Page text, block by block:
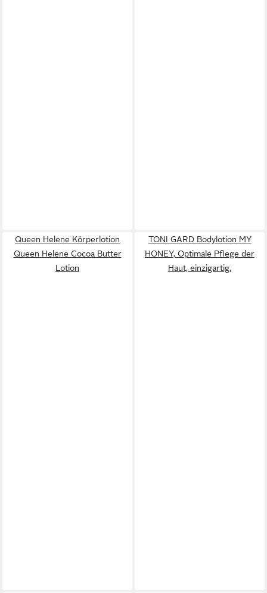
Queen Helene Körperlotion
Queen Helene Cocoa Butter
Lotion
TONI GARD Bodylotion MY
HONEY, Optimale Pflege der
Haut, einzigartig.